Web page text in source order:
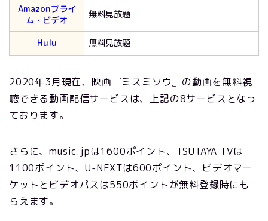
Amazonプライ
ム・ビデオ
無料見放題
Hulu 無料見放題
2020年3月現在、映画『ミスミソウ』の動画を無料視
聴できる動画配信サービスは、上記の8サービスとなっ
ております。
さらに、music.jpは1600ポイント、TSUTAYA TVは
1100ポイント、U-NEXTは600ポイント、ビデオマー
ケットとビデオパスは550ポイントが無料登録時にも
らえます。